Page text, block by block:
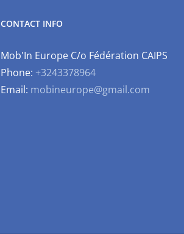
CONTACT INFO
Mob'In Europe C/o Fédération CAIPS
Phone: +3243378964
Email: mobineurope@gmail.com